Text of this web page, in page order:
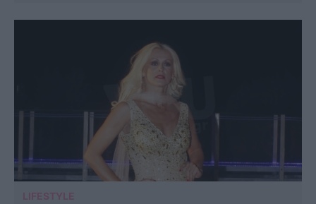
LIFESTYLE